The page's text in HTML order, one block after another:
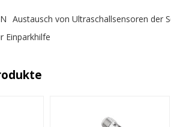
Austausch von Ultraschallsensoren der
Einparkhilfe